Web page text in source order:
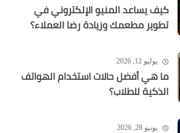
كيف يساعد المنيو الإلكتروني في
تطوير مطعمك وزيادة رضا العملاء؟
يوليو 12, 2026
ما هي أفضل حالات استخدام الهواتف
الذكية للطلاب؟
يونيو 28, 2026